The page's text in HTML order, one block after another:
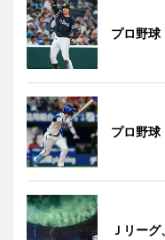
プロ野
プロ野
Ｊリー